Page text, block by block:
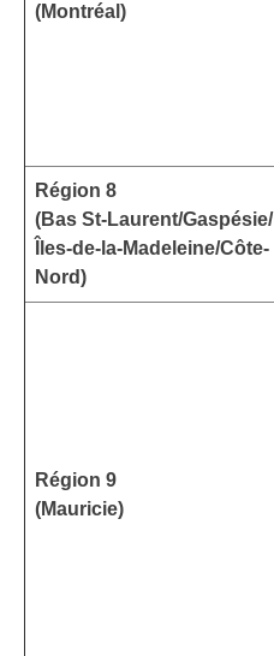
(Montréal)
Région 8
(Bas St-Laurent/Gaspésie/
Îles-de-la-Madeleine/Côte-
Nord)
Région 9
(Mauricie)